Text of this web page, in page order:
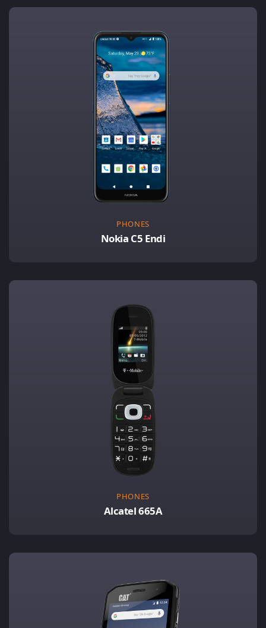
PHONES
Nokia C5 Endi
PHONES
Alcatel 665A